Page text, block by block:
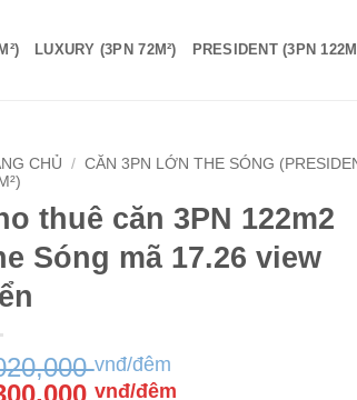
LUXURY (3PN 72M²) PRESIDENT (3PN
CHỦ / CĂN 3PN LỚN THE SÓNG
thuê căn 3PN 122m2
Sóng mã 17.26 view
vnđ/đêm
vnđ/đêmGiá